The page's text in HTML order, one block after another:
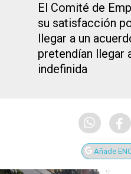
El Comité de
su satisfacción
llegar a un
pretendían llegar
indefinida
Añade